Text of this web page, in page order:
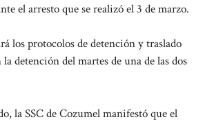
el arresto que se realizó el 3 de marzo.
los protocolos de detención y traslado
detención del martes de una de las dos
la SSC de Cozumel manifestó que el